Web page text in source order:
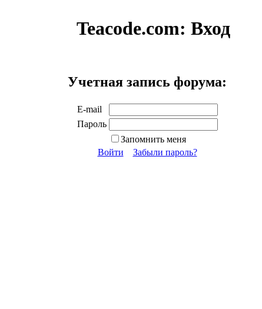
Teacode.com: Вход
Учетная запись форума:
E-mail
Пароль
Запомнить меня
Войти
Забыли пароль?